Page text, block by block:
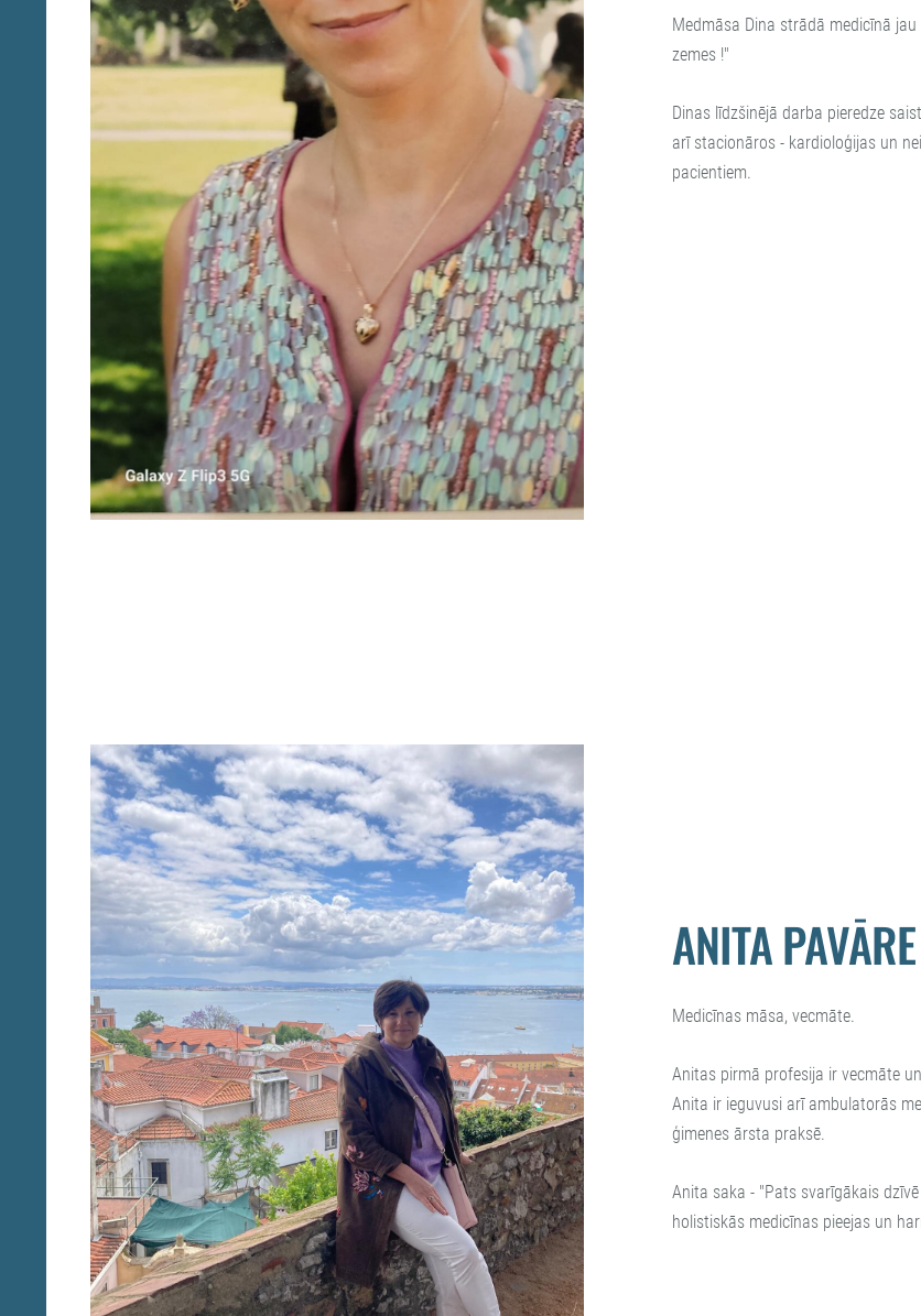
Medmāsa Dina strādā medicīnā
zemes !"
Dinas līdzšinējā darba pieredze
arī stacionāros - kardioloģijas un
pacientiem.
ANITA PAVĀRE
Medicīnas māsa, vecmāte.
Anitas pirmā profesija ir vecmāte
Anita ir ieguvusi arī ambulatorās
ģimenes ārsta praksē.
Anita saka - "Pats svarīgākais
holistiskās medicīnas pieejas un